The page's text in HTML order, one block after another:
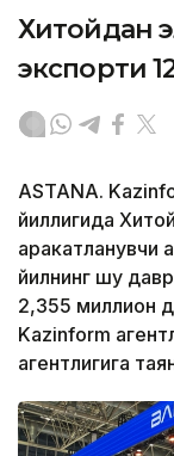
Хитойдан
экспорти
ASTANA.
йиллигида
йилнинг шу
2,355 миллион
Kazinform
агентлигига